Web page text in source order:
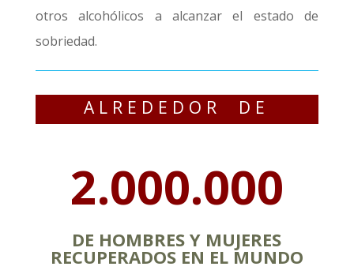
otros alcohólicos a alcanzar el estado de
sobriedad.
ALREDEDOR DE
2.000.000
DE HOMBRES Y MUJERES
RECUPERADOS EN EL MUNDO